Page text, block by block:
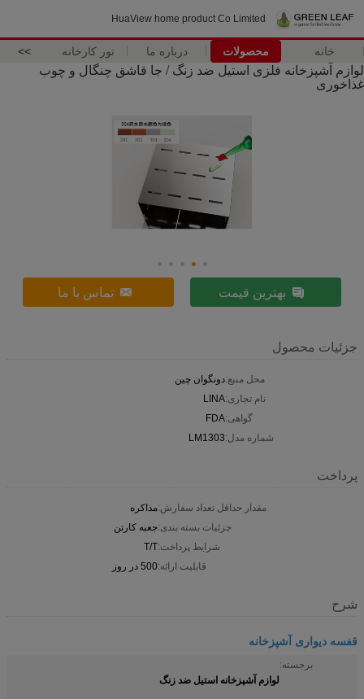
HuaView home product Co Limited
خانه محصولات درباره ما تور کارخانه >>
لوازم آشپزخانه فلزی استیل ضد زنگ / جا قاشق چنگال و چوب
غذاخوری
بهترین قیمت تماس با ما
جزئیات محصول
محل منبع:دونگوان چین
نام تجاری:LINA
گواهی:FDA
شماره مدل:LM1303
پرداخت
مقدار حداقل تعداد سفارش:مذاکره
جزئیات بسته بندی:جعبه کارتن
شرایط پرداخت:T/T
قابلیت ارائه:500 در روز
شرح
قفسه دیواری آشپزخانه
برجسته:
لوازم آشپزخانه استیل ضد زنگ